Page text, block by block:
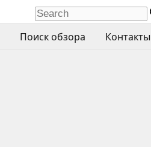
Поиск обзора Контакты